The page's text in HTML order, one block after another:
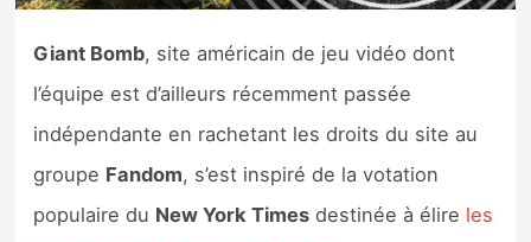
Tests d’accessoires
Previews
Précommandes
Giant Bomb, site américain de jeu vidéo dont
l’équipe est d’ailleurs récemment passée
indépendante en rachetant les droits du site au
groupe Fandom, s’est inspiré de la votation
populaire du New York Times destinée à élire les